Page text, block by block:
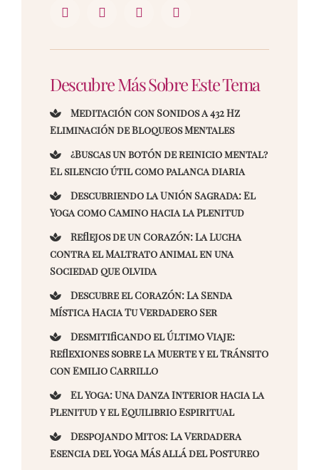
Descubre Más Sobre Este Tema
Meditación con Sonidos a 432 Hz
Eliminación de Bloqueos Mentales
¿Buscas un botón de reinicio mental?
El silencio útil como palanca diaria
Descubriendo la Unión Sagrada: El
Yoga como Camino hacia la Plenitud
Reflejos de un Corazón: La Lucha
contra el Maltrato Animal en una
Sociedad que Olvida
Descubre el Corazón: La Senda
Mística Hacia Tu Verdadero Ser
Desmitificando el Último Viaje:
Reflexiones sobre la Muerte y el Tránsito
con Emilio Carrillo
El Yoga: Una Danza Interior hacia la
Plenitud y el Equilibrio Espiritual
Despojando Mitos: La Verdadera
Esencia del Yoga Más Allá del Postureo